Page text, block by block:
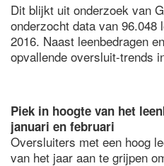
Dit blijkt uit onderzoek van
onderzocht data van 96.048
2016. Naast leenbedragen
opvallende oversluit-trends
Piek in hoogte van het
januari en februari
Oversluiters met een hoog
van het jaar aan te grijpen